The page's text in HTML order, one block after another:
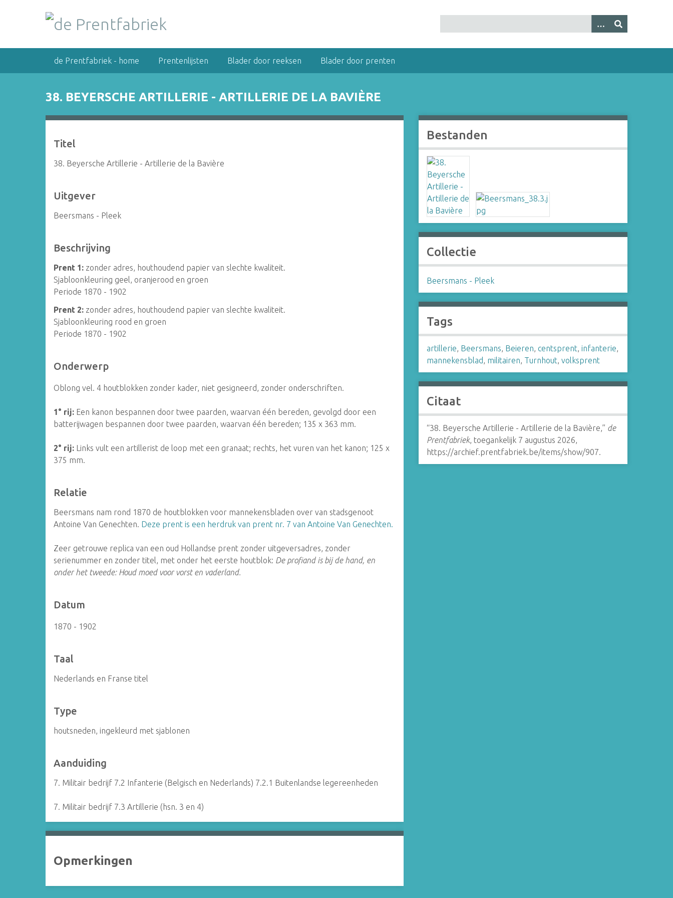
de Prentfabriek - home Prentenlijsten Blader door reeksen Blader door prenten
38. BEYERSCHE ARTILLERIE - ARTILLERIE DE LA BAVIÈRE
Titel
38. Beyersche Artillerie - Artillerie de la Bavière
Uitgever
Beersmans - Pleek
Beschrijving
Prent 1: zonder adres, houthoudend papier van slechte kwaliteit.
Sjabloonkleuring geel, oranjerood en groen
Periode 1870 - 1902
Prent 2: zonder adres, houthoudend papier van slechte kwaliteit.
Sjabloonkleuring rood en groen
Periode 1870 - 1902
Onderwerp
Oblong vel. 4 houtblokken zonder kader, niet gesigneerd, zonder onderschriften.
1° rij: Een kanon bespannen door twee paarden, waarvan één bereden, gevolgd door een
batterijwagen bespannen door twee paarden, waarvan één bereden; 135 x 363 mm.
2° rij: Links vult een artillerist de loop met een granaat; rechts, het vuren van het kanon; 125 x
375 mm.
Relatie
Beersmans nam rond 1870 de houtblokken voor mannekensbladen over van stadsgenoot
Antoine Van Genechten. Deze prent is een herdruk van prent nr. 7 van Antoine Van Genechten.
Zeer getrouwe replica van een oud Hollandse prent zonder uitgeversadres, zonder
serienummer en zonder titel, met onder het eerste houtblok: De profiand is bij de hand, en
onder het tweede: Houd moed voor vorst en vaderland.
Datum
1870 - 1902
Taal
Nederlands en Franse titel
Type
houtsneden, ingekleurd met sjablonen
Aanduiding
7. Militair bedrijf 7.2 Infanterie (Belgisch en Nederlands) 7.2.1 Buitenlandse legereenheden
7. Militair bedrijf 7.3 Artillerie (hsn. 3 en 4)
Opmerkingen
Bestanden
Collectie
Beersmans - Pleek
Tags
artillerie, Beersmans, Beieren, centsprent, infanterie,
mannekensblad, militairen, Turnhout, volksprent
Citaat
“38. Beyersche Artillerie - Artillerie de la Bavière,” de
Prentfabriek, toegankelijk 7 augustus 2026,
https://archief.prentfabriek.be/items/show/907.